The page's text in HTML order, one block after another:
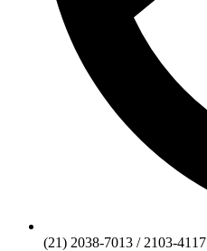
(21) 2038-7013 / 2103-4117